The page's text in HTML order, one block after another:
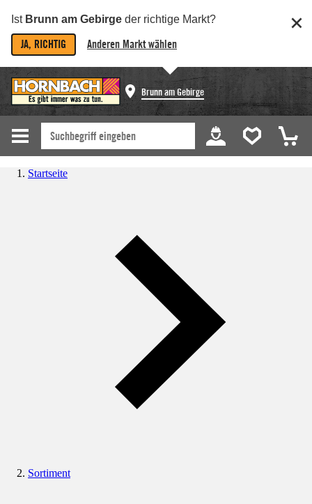
Ist Brunn am Gebirge der richtige Markt?
JA, RICHTIG Anderen Markt wählen
Brunn am Gebirge
Startseite
Sortiment